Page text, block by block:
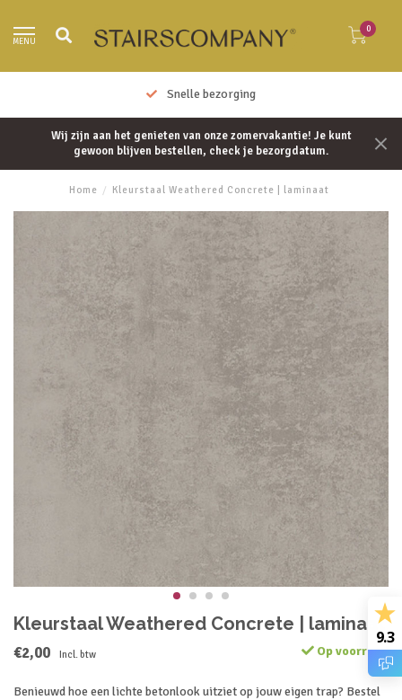
MENU
0
Snelle bezorging
Wij zijn aan het genieten van onze zomervakantie! Je kunt
gewoon blijven bestellen, check je bezorgdatum.
Home / Kleurstaal Weathered Concrete | laminaat
Kleurstaal Weathered Concrete | laminaat
€2,00 Incl. btw Op voorraad
Benieuwd hoe een lichte betonlook uitziet op jouw eigen trap? Bestel
9.3